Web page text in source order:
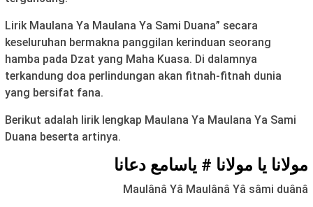
Lirik Maulana Ya Maulana Ya Sami Duana” secara
keseluruhan bermakna panggilan kerinduan seorang
hamba pada Dzat yang Maha Kuasa. Di dalamnya
terkandung doa perlindungan akan fitnah-fitnah dunia
yang bersifat fana.
Berikut adalah lirik lengkap Maulana Ya Maulana Ya Sami
Duana beserta artinya.
مولانا يا مولانا # ياسامع دعانا
Maulânâ Yâ Maulânâ Yâ sâmi duânâ